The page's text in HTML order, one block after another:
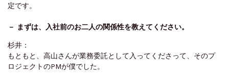
定‌で‌す。‌ ‌
－ ‌ま‌ず‌は、‌入‌社‌前‌の‌お‌二‌人‌の‌関‌係‌性‌を‌教‌え‌て‌く‌だ‌さ‌い。‌ ‌
杉‌井‌：‌ ‌
も‌と‌も‌と、‌高‌山‌さ‌ん‌が‌業‌務‌委‌託‌と‌し‌て‌入ってく‌だ‌さっ‌て、‌そ‌の‌プ‌
ロ‌ジェ‌ク‌ト‌の‌PM‌が‌僕‌で‌し‌た。‌